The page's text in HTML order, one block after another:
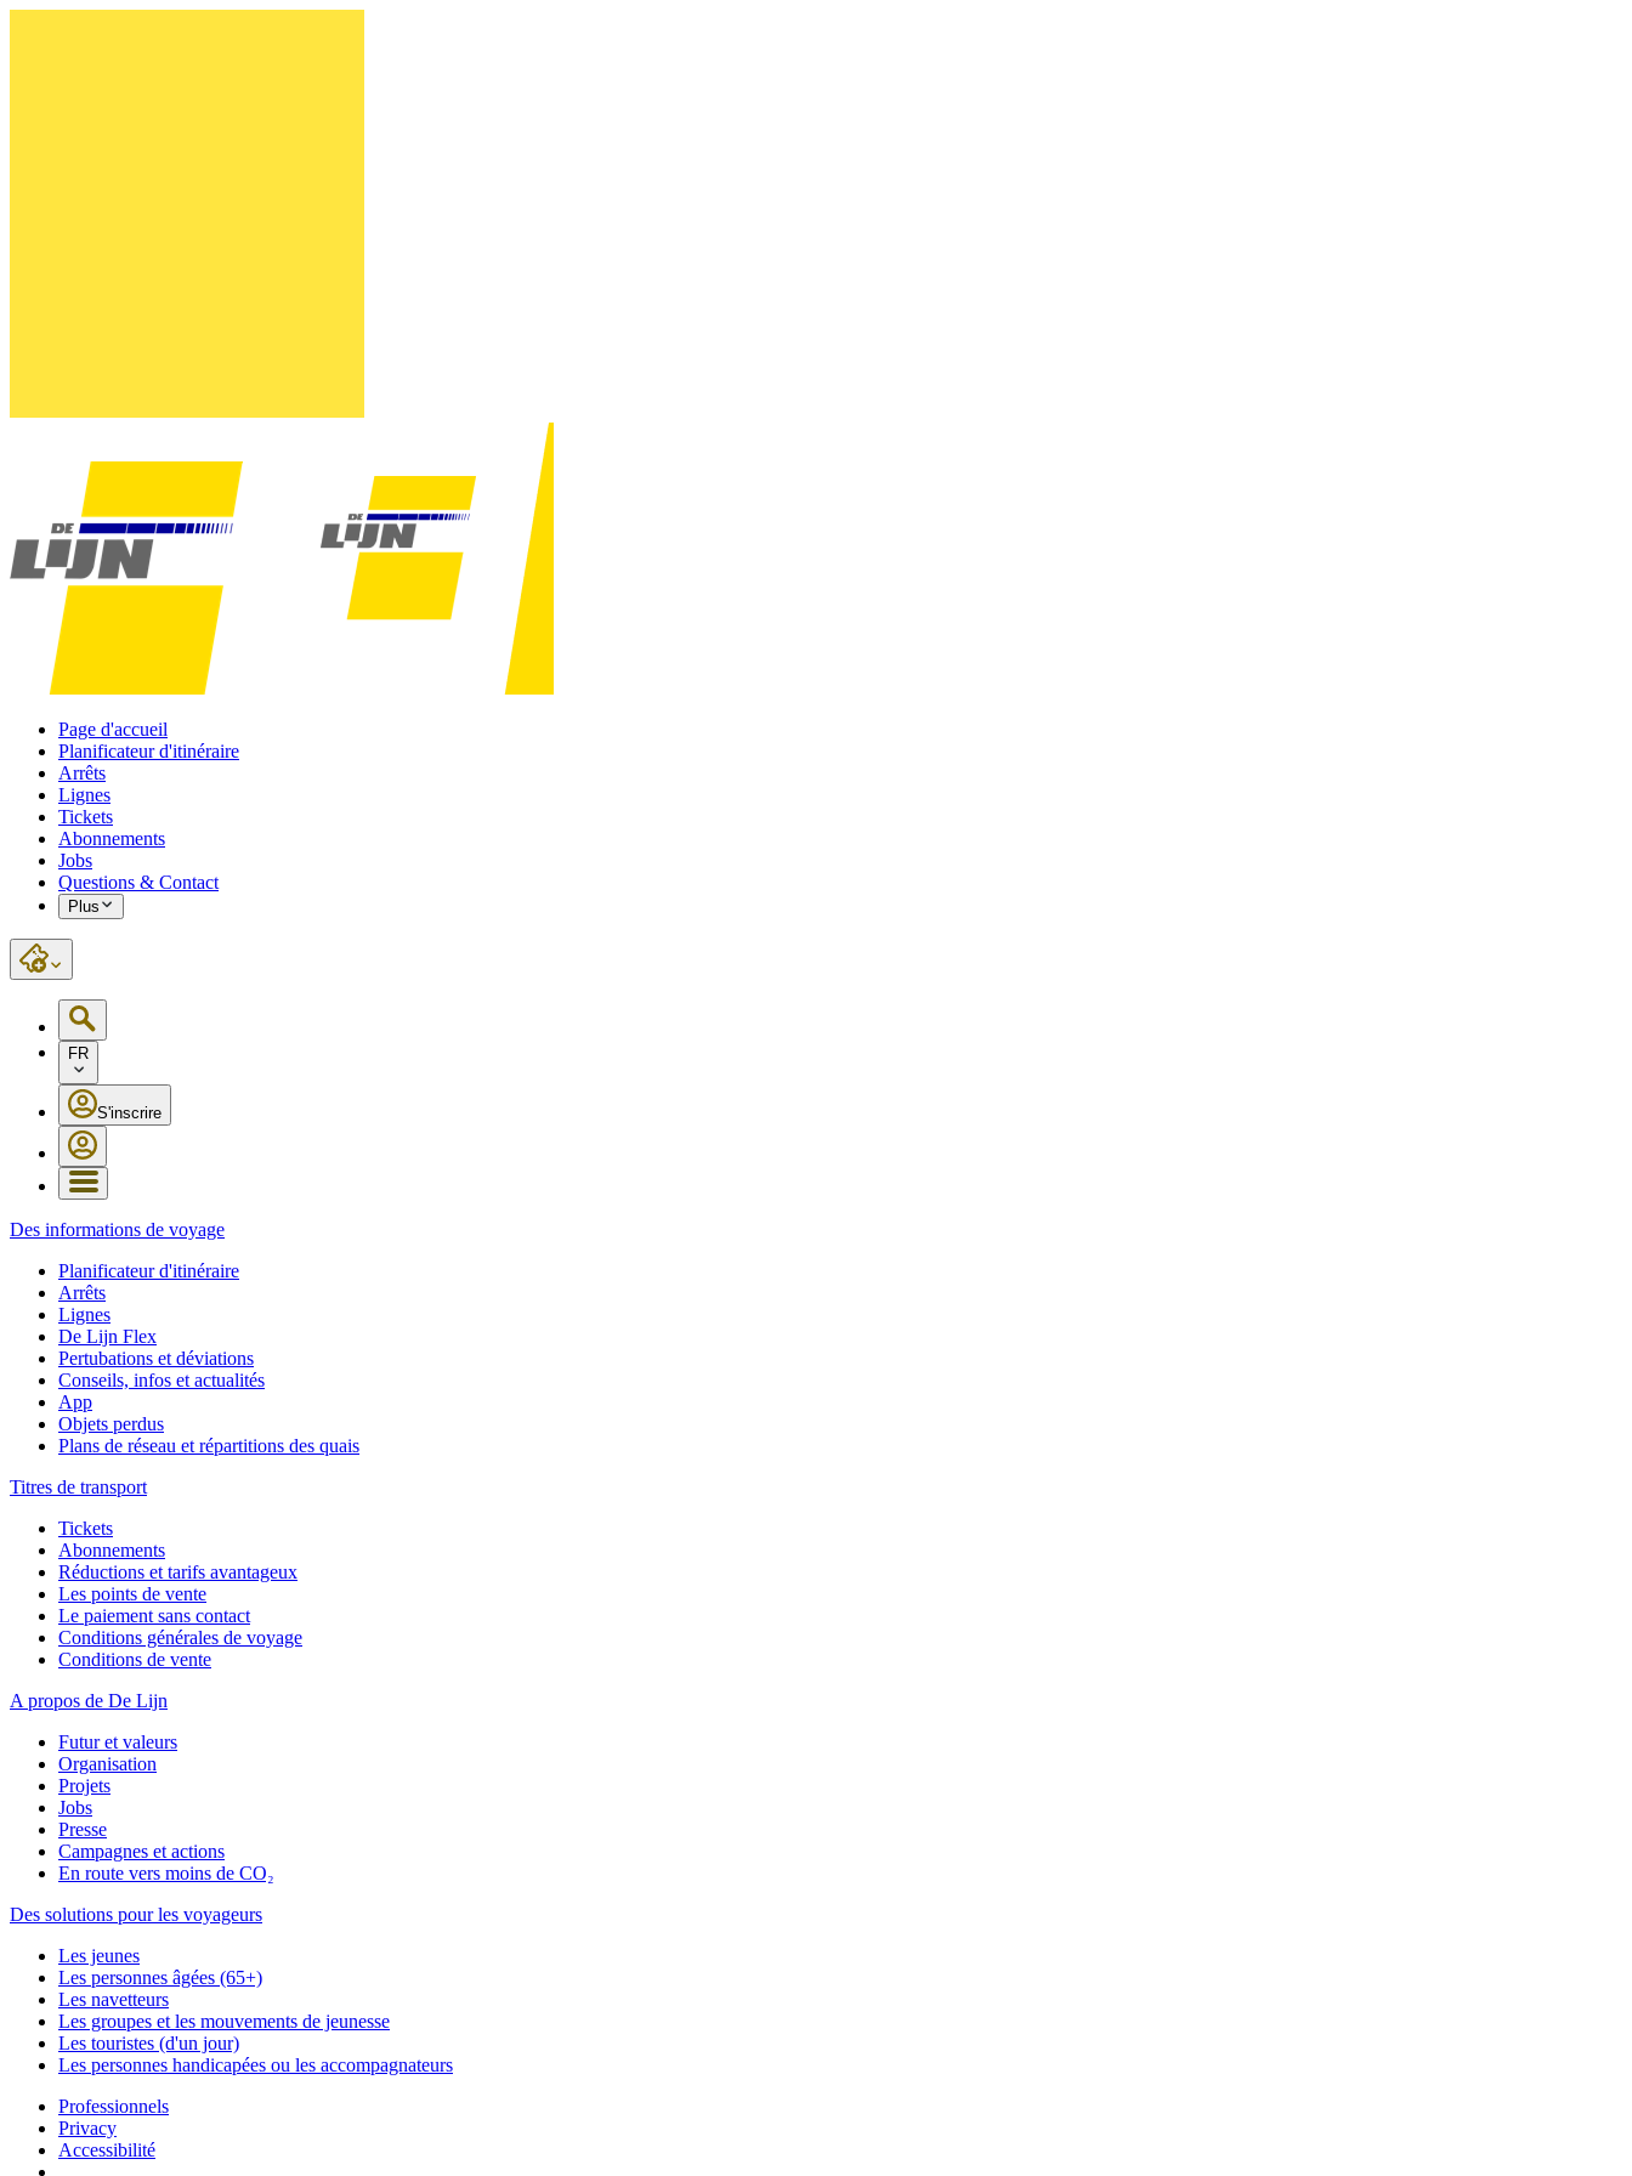
Page d'accueil
Planificateur d'itinéraire
Arrêts
Lignes
Tickets
Abonnements
Jobs
Questions & Contact
Plus
FR
S'inscrire
Des informations de voyage
Planificateur d'itinéraire
Arrêts
Lignes
De Lijn Flex
Pertubations et déviations
Conseils, infos et actualités
App
Objets perdus
Plans de réseau et répartitions des quais
Titres de transport
Tickets
Abonnements
Réductions et tarifs avantageux
Les points de vente
Le paiement sans contact
Conditions générales de voyage
Conditions de vente
A propos de De Lijn
Futur et valeurs
Organisation
Projets
Jobs
Presse
Campagnes et actions
En route vers moins de CO₂
Des solutions pour les voyageurs
Les jeunes
Les personnes âgées (65+)
Les navetteurs
Les groupes et les mouvements de jeunesse
Les touristes (d'un jour)
Les personnes handicapées ou les accompagnateurs
Professionnels
Privacy
Accessibilité